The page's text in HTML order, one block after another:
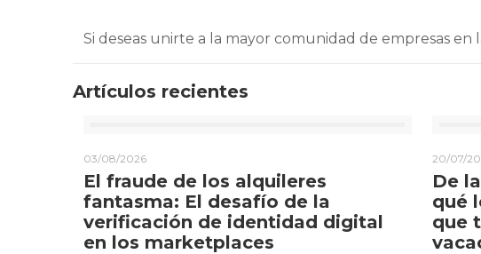
Si deseas unirte a la mayor comunidad de empresas
Artículos recientes
03/08/2026
El fraude de los alquileres
fantasma: El desafío de la
verificación de identidad digital
en los marketplaces
20/07/
De
qué
que